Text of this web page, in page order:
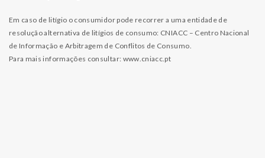
Em caso de litígio o consumidor pode recorrer a uma entidade de
resolução alternativa de litígios de consumo: CNIACC – Centro Nacional
de Informação e Arbitragem de Conflitos de Consumo.
Para mais informações consultar: www.cniacc.pt